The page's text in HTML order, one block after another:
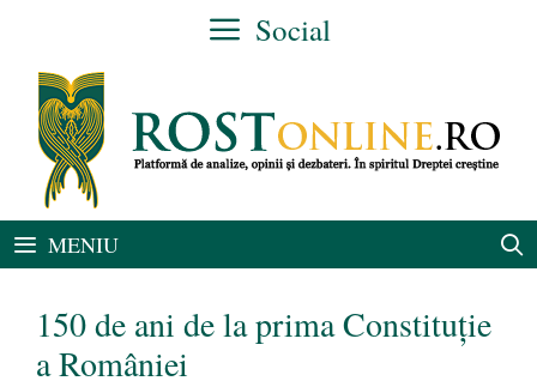
conținut
Social
MENIU
150 de ani de la prima Constituție
a României